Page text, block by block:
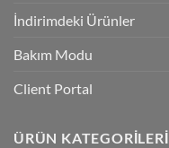
İndirimdeki Ürünler
Bakım Modu
Client Portal
ÜRÜN KATEGORILERI